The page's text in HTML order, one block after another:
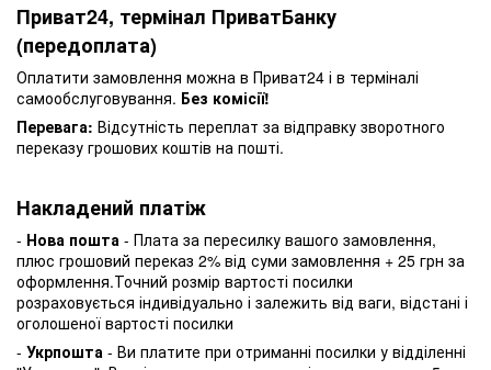
Приват24, термінал ПриватБанку
(передоплата)
Оплатити замовлення можна в Приват24 і в терміналі
самообслуговування. Без комісії!
Перевага: Відсутність переплат за відправку зворотного
переказу грошових коштів на пошті.
Накладений платіж
- Нова пошта - Плата за пересилку вашого замовлення,
плюс грошовий переказ 2% від суми замовлення + 25 грн за
оформлення.Точний розмір вартості посилки
розраховується індивідуально і залежить від ваги, відстані і
оголошеної вартості посилки
- Укрпошта - Ви платите при отриманні посилки у відділенні